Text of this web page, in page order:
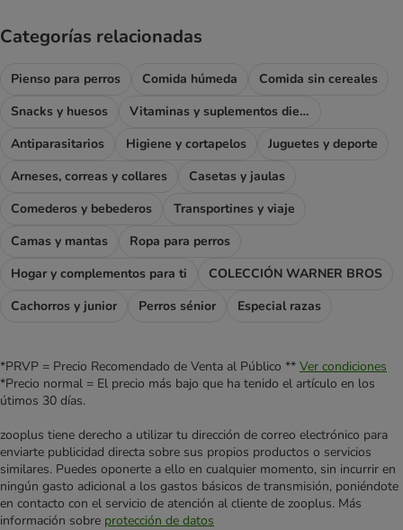
Categorías relacionadas
Pienso para perros Comida húmeda
Comida sin cereales
Snacks y huesos
Vitaminas y suplementos dietéticos
Antiparasitarios
Higiene y cortapelos
Juguetes y deporte
Arneses, correas y collares
Casetas y jaulas
Comederos y bebederos
Transportines y viaje
Camas y mantas
Ropa para perros
Hogar y complementos para ti
COLECCIÓN WARNER BROS
Cachorros y junior
Perros sénior Especial razas
*PRVP = Precio Recomendado de Venta al Público ** Ver condiciones
*Precio normal = El precio más bajo que ha tenido el artículo en los
útimos 30 días.
zooplus tiene derecho a utilizar tu dirección de correo electrónico para
enviarte publicidad directa sobre sus propios productos o servicios
similares. Puedes oponerte a ello en cualquier momento, sin incurrir en
ningún gasto adicional a los gastos básicos de transmisión, poniéndote
en contacto con el servicio de atención al cliente de zooplus. Más
información sobre protección de datos